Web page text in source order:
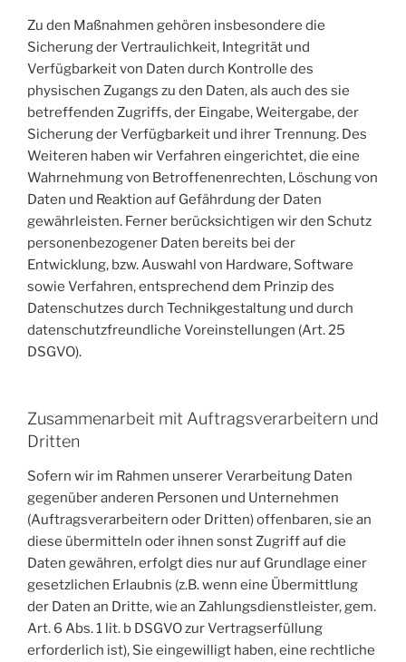
Zu den Maßnahmen gehören insbesondere die
Sicherung der Vertraulichkeit, Integrität und
Verfügbarkeit von Daten durch Kontrolle des
physischen Zugangs zu den Daten, als auch des sie
betreffenden Zugriffs, der Eingabe, Weitergabe, der
Sicherung der Verfügbarkeit und ihrer Trennung. Des
Weiteren haben wir Verfahren eingerichtet, die eine
Wahrnehmung von Betroffenenrechten, Löschung von
Daten und Reaktion auf Gefährdung der Daten
gewährleisten. Ferner berücksichtigen wir den Schutz
personenbezogener Daten bereits bei der
Entwicklung, bzw. Auswahl von Hardware, Software
sowie Verfahren, entsprechend dem Prinzip des
Datenschutzes durch Technikgestaltung und durch
datenschutzfreundliche Voreinstellungen (Art. 25
DSGVO).
Zusammenarbeit mit Auftragsverarbeitern und
Dritten
Sofern wir im Rahmen unserer Verarbeitung Daten
gegenüber anderen Personen und Unternehmen
(Auftragsverarbeitern oder Dritten) offenbaren, sie an
diese übermitteln oder ihnen sonst Zugriff auf die
Daten gewähren, erfolgt dies nur auf Grundlage einer
gesetzlichen Erlaubnis (z.B. wenn eine Übermittlung
der Daten an Dritte, wie an Zahlungsdienstleister, gem.
Art. 6 Abs. 1 lit. b DSGVO zur Vertragserfüllung
erforderlich ist), Sie eingewilligt haben, eine rechtliche